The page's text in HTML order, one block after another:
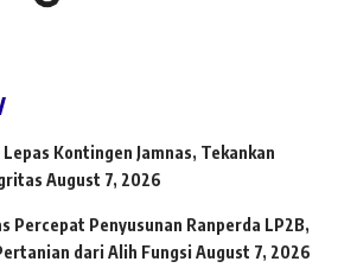
Kontingen Jamnas, Tekankan
August 7, 2026
Percepat Penyusunan Ranperda LP2B,
dari Alih Fungsi August 7, 2026